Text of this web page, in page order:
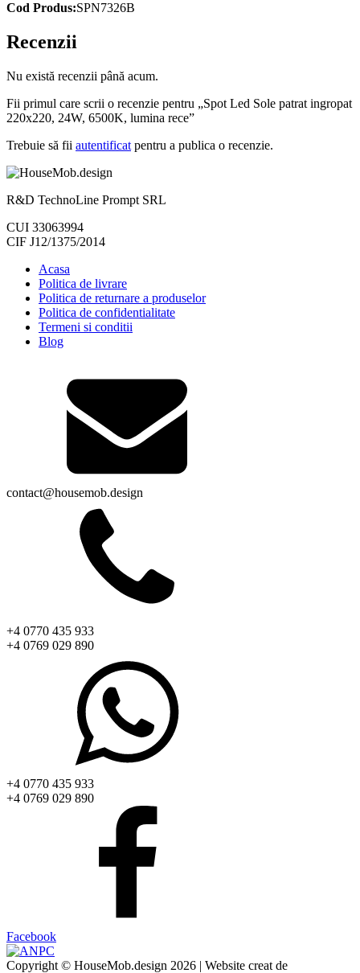
Cod Produs:SPN7326B
Recenzii
Nu există recenzii până acum.
Fii primul care scrii o recenzie pentru „Spot Led Sole patrat ingropat
220x220, 24W, 6500K, lumina rece”
Trebuie să fii autentificat pentru a publica o recenzie.
R&D TechnoLine Prompt SRL
CUI 33063994
CIF J12/1375/2014
Acasa
Politica de livrare
Politica de returnare a produselor
Politica de confidentialitate
Termeni si conditii
Blog
contact@housemob.design
+4 0770 435 933
+4 0769 029 890
+4 0770 435 933
+4 0769 029 890
Facebook
Copyright © HouseMob.design 2026 | Website creat de